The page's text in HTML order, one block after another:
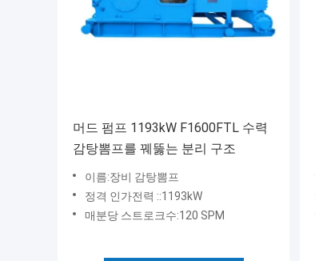
머드 펌프 1193kW F1600FTL 수력
감탕뽐프를 꿰뚫는 분리 구조
이름:장비 감탕뽐프
정격 인가전력 ::1193kW
매분당 스트로크수:120 SPM